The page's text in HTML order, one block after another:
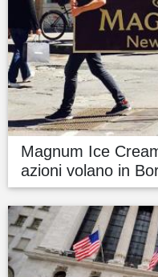
Magnum Ice
azioni volano in